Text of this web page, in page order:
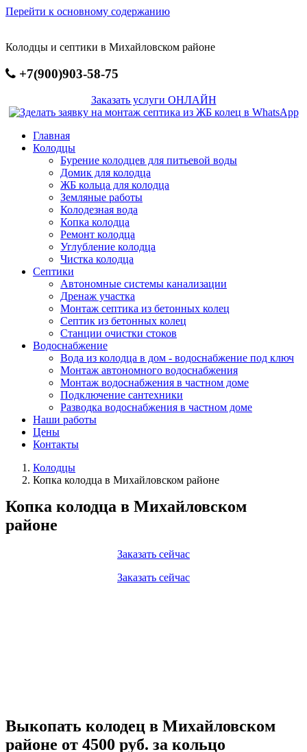
Перейти к основному содержанию
Колодцы и септики в Михайловском районе
+7(900)903-58-75
Заказать услуги ОНЛАЙН
Главная
Колодцы
Бурение колодцев для питьевой воды
Домик для колодца
ЖБ кольца для колодца
Земляные работы
Колодезная вода
Копка колодца
Ремонт колодца
Углубление колодца
Чистка колодца
Септики
Автономные системы канализации
Дренаж участка
Монтаж септика из бетонных колец
Септик из бетонных колец
Станции очистки стоков
Водоснабжение
Вода из колодца в дом - водоснабжение под ключ
Монтаж автономного водоснабжения
Монтаж водоснабжения в частном доме
Подключение сантехники
Разводка водоснабжения в частном доме
Наши работы
Цены
Контакты
Колодцы
Копка колодца в Михайловском районе
Копка колодца в Михайловском
районе
Заказать сейчас
Заказать сейчас
Выкопать колодец в Михайловском
районе от 4500 руб. за кольцо